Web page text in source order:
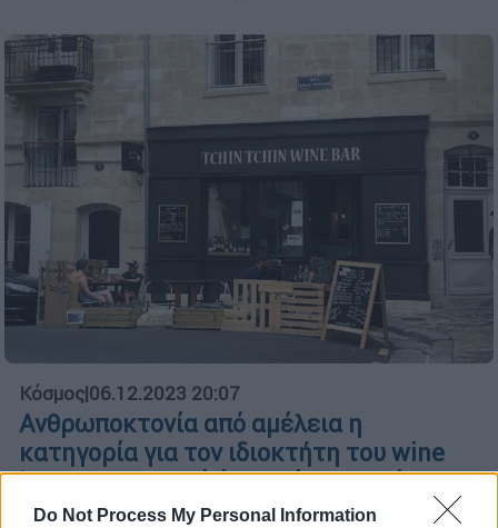
Do Not Process My Personal Information
Κόσμος|06.12.2023 20:07
Ανθρωποκτονία από αμέλεια η
κατηγορία για τον ιδιοκτήτη του wine
bar στο Μπορντό όπου πέθανε από
αλλαντίαση Ελληνίδα